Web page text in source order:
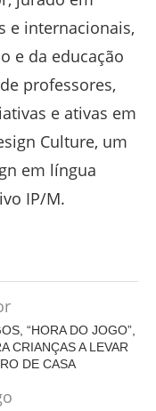
e internacionais,
e da educação
professores,
e ativas em
Culture, um
em língua
IP/M.
“HORA DO JOGO”,
CRIANÇAS A LEVAR
DE CASA